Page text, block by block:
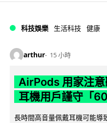
科技娛樂 生活科技 健康
arthur 15 小時
AirPods 用家注
耳機用戶謹守「
長時間高音量佩戴耳機可能導